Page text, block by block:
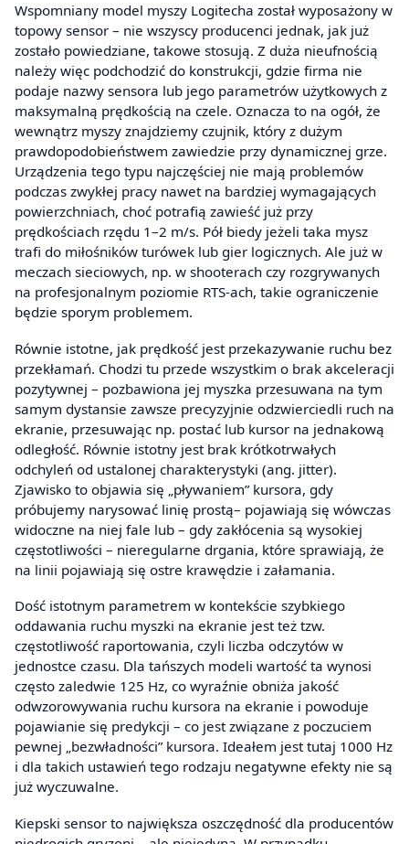
Wspomniany model myszy Logitecha został wyposażony w
topowy sensor – nie wszyscy producenci jednak, jak już
zostało powiedziane, takowe stosują. Z duża nieufnością
należy więc podchodzić do konstrukcji, gdzie firma nie
podaje nazwy sensora lub jego parametrów użytkowych z
maksymalną prędkością na czele. Oznacza to na ogół, że
wewnątrz myszy znajdziemy czujnik, który z dużym
prawdopodobieństwem zawiedzie przy dynamicznej grze.
Urządzenia tego typu najczęściej nie mają problemów
podczas zwykłej pracy nawet na bardziej wymagających
powierzchniach, choć potrafią zawieść już przy
prędkościach rzędu 1–2 m/s. Pół biedy jeżeli taka mysz
trafi do miłośników turówek lub gier logicznych. Ale już w
meczach sieciowych, np. w shooterach czy rozgrywanych
na profesjonalnym poziomie RTS-ach, takie ograniczenie
będzie sporym problemem.
Równie istotne, jak prędkość jest przekazywanie ruchu bez
przekłamań. Chodzi tu przede wszystkim o brak akceleracji
pozytywnej – pozbawiona jej myszka przesuwana na tym
samym dystansie zawsze precyzyjnie odzwierciedli ruch na
ekranie, przesuwając np. postać lub kursor na jednakową
odległość. Równie istotny jest brak krótkotrwałych
odchyleń od ustalonej charakterystyki (ang. jitter).
Zjawisko to objawia się „pływaniem” kursora, gdy
próbujemy narysować linię prostą– pojawiają się wówczas
widoczne na niej fale lub – gdy zakłócenia są wysokiej
częstotliwości – nieregularne drgania, które sprawiają, że
na linii pojawiają się ostre krawędzie i załamania.
Dość istotnym parametrem w kontekście szybkiego
oddawania ruchu myszki na ekranie jest też tzw.
częstotliwość raportowania, czyli liczba odczytów w
jednostce czasu. Dla tańszych modeli wartość ta wynosi
często zaledwie 125 Hz, co wyraźnie obniża jakość
odwzorowywania ruchu kursora na ekranie i powoduje
pojawianie się predykcji – co jest związane z poczuciem
pewnej „bezwładności” kursora. Ideałem jest tutaj 1000 Hz
i dla takich ustawień tego rodzaju negatywne efekty nie są
już wyczuwalne.
Kiepski sensor to największa oszczędność dla producentów